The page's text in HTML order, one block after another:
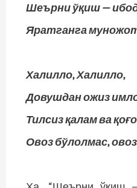
Шеърни ўқиш —
Яратганга
Халилло, Халилло,
Довушдан ожиз
Тилсиз қалам ва
Овоз бўлолмас,